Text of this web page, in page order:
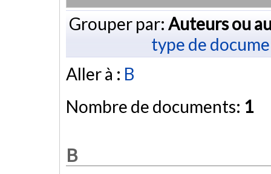
Grouper par: Auteurs ou
type de
Aller à : B
Nombre de documents: 1
B